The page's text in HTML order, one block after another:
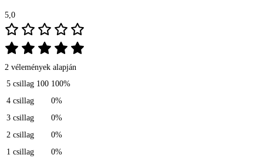
5,0
2 vélemények alapján
5 csillag 100 100%
4 csillag
0%
3 csillag
0%
2 csillag
0%
1 csillag
0%